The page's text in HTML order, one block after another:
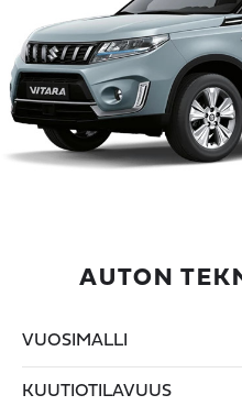
AUTON
VUOSIMALLI
KUUTIOTILAVUUS